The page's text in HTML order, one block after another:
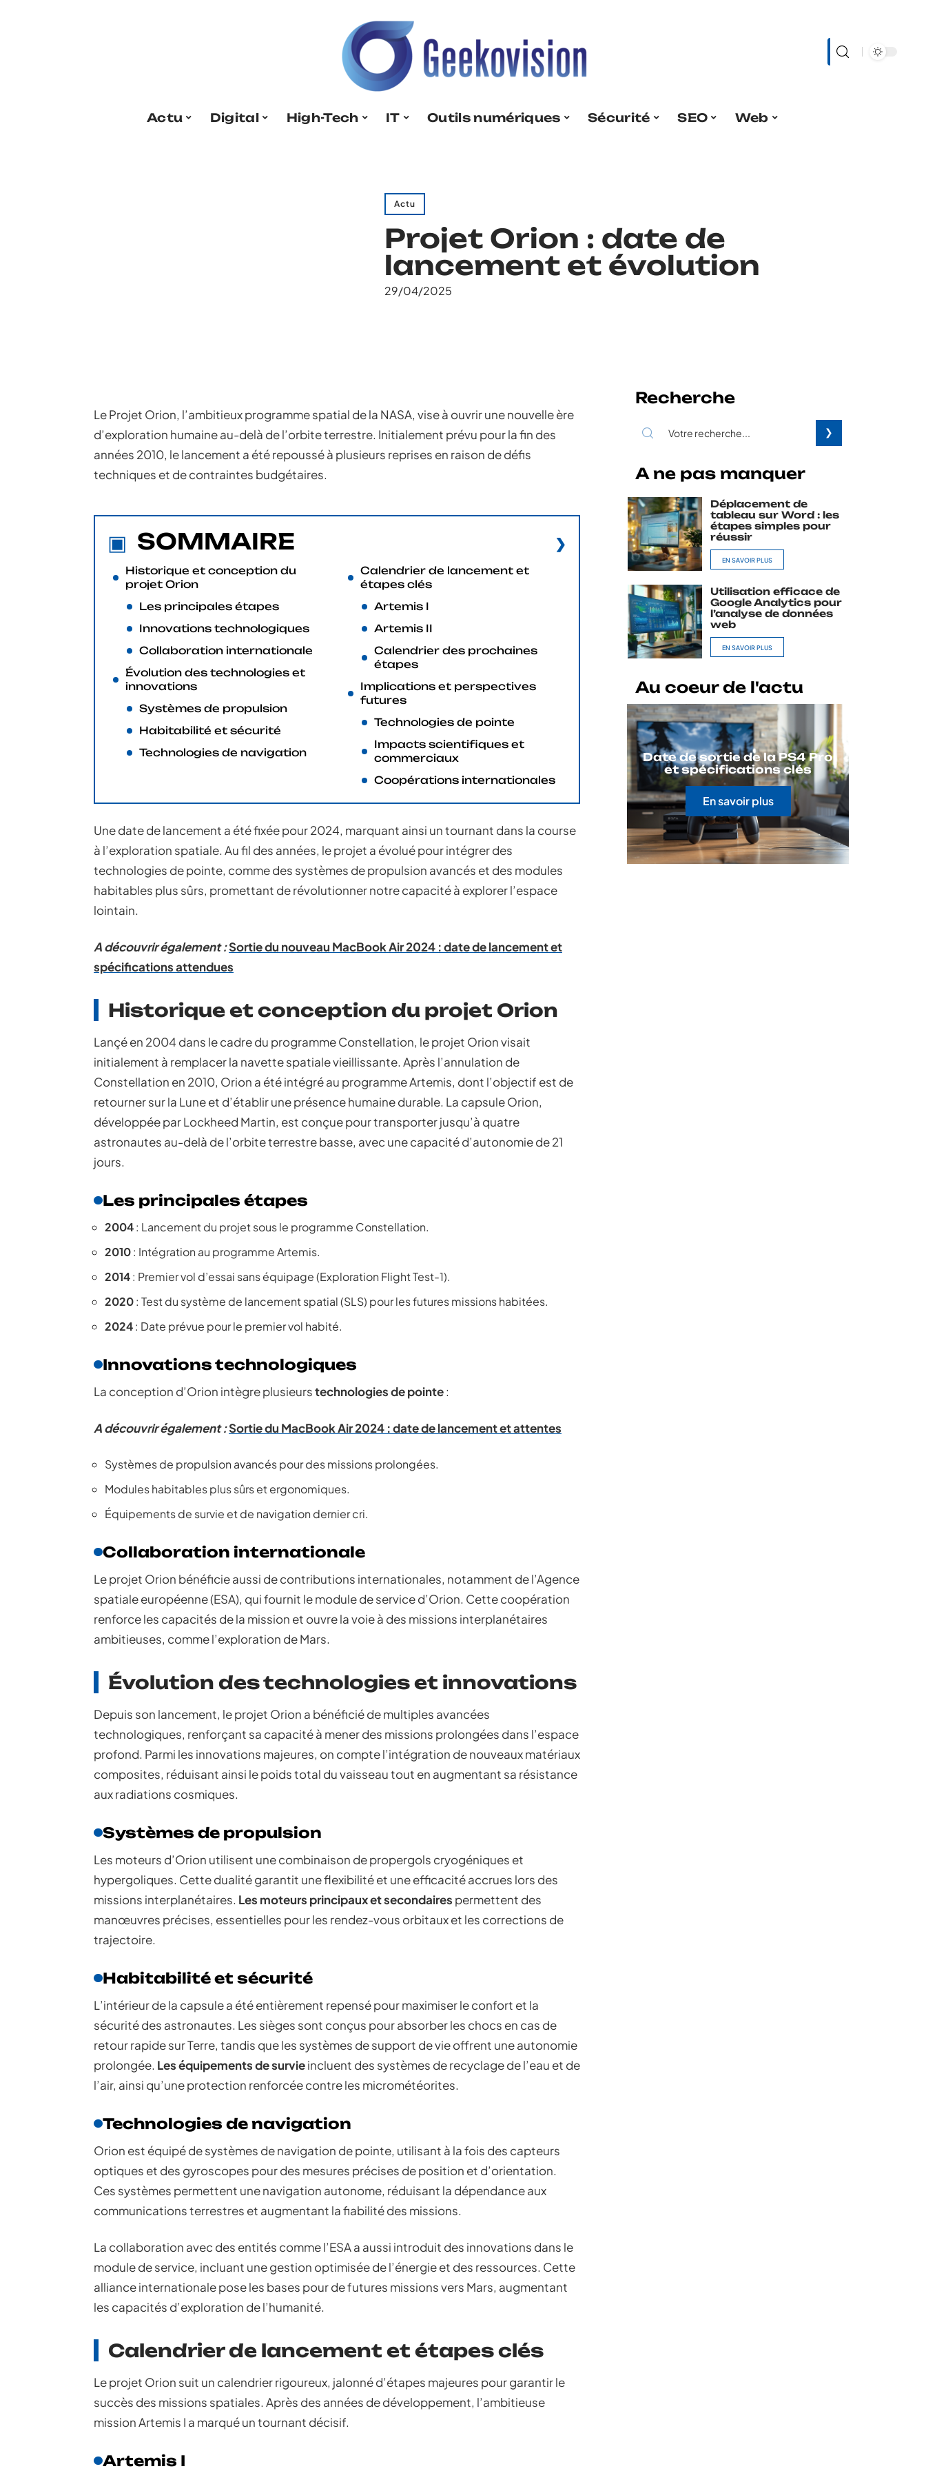
Actu Digital High-Tech IT Outils numériques Sécurité SEO Web
Actu
Projet Orion : date de
lancement et évolution
29/04/2025
Le Projet Orion, l’ambitieux programme spatial de la NASA, vise à ouvrir une nouvelle ère
d’exploration humaine au-delà de l’orbite terrestre. Initialement prévu pour la fin des
années 2010, le lancement a été repoussé à plusieurs reprises en raison de défis
techniques et de contraintes budgétaires.
SOMMAIRE
Historique et conception du
projet Orion
Les principales étapes
Innovations technologiques
Collaboration internationale
Évolution des technologies et
innovations
Systèmes de propulsion
Habitabilité et sécurité
Technologies de navigation
Calendrier de lancement et
étapes clés
Artemis I
Artemis II
Calendrier des prochaines
étapes
Implications et perspectives
futures
Technologies de pointe
Impacts scientifiques et
commerciaux
Coopérations internationales
Une date de lancement a été fixée pour 2024, marquant ainsi un tournant dans la course
à l’exploration spatiale. Au fil des années, le projet a évolué pour intégrer des
technologies de pointe, comme des systèmes de propulsion avancés et des modules
habitables plus sûrs, promettant de révolutionner notre capacité à explorer l’espace
lointain.
A découvrir également :Sortie du nouveau MacBook Air 2024 : date de lancement et
spécifications attendues
Historique et conception du projet Orion
Lançé en 2004 dans le cadre du programme Constellation, le projet Orion visait
initialement à remplacer la navette spatiale vieillissante. Après l’annulation de
Constellation en 2010, Orion a été intégré au programme Artemis, dont l’objectif est de
retourner sur la Lune et d’établir une présence humaine durable. La capsule Orion,
développée par Lockheed Martin, est conçue pour transporter jusqu’à quatre
astronautes au-delà de l’orbite terrestre basse, avec une capacité d’autonomie de 21
jours.
Les principales étapes
2004: Lancement du projet sous le programme Constellation.
2010: Intégration au programme Artemis.
2014: Premier vol d’essai sans équipage (Exploration Flight Test-1).
2020: Test du système de lancement spatial (SLS) pour les futures missions habitées.
2024: Date prévue pour le premier vol habité.
Innovations technologiques
La conception d’Orion intègre plusieurstechnologies de pointe:
A découvrir également :Sortie du MacBook Air 2024 : date de lancement et attentes
Systèmes de propulsion avancés pour des missions prolongées.
Modules habitables plus sûrs et ergonomiques.
Équipements de survie et de navigation dernier cri.
Collaboration internationale
Le projet Orion bénéficie aussi de contributions internationales, notamment de l’Agence
spatiale européenne (ESA), qui fournit le module de service d’Orion. Cette coopération
renforce les capacités de la mission et ouvre la voie à des missions interplanétaires
ambitieuses, comme l’exploration de Mars.
Évolution des technologies et innovations
Depuis son lancement, le projet Orion a bénéficié de multiples avancées
technologiques, renforçant sa capacité à mener des missions prolongées dans l’espace
profond. Parmi les innovations majeures, on compte l’intégration de nouveaux matériaux
composites, réduisant ainsi le poids total du vaisseau tout en augmentant sa résistance
aux radiations cosmiques.
Systèmes de propulsion
Les moteurs d’Orion utilisent une combinaison de propergols cryogéniques et
hypergoliques. Cette dualité garantit une flexibilité et une efficacité accrues lors des
missions interplanétaires. Les moteurs principaux et secondaires permettent des
manœuvres précises, essentielles pour les rendez-vous orbitaux et les corrections de
trajectoire.
Habitabilité et sécurité
L’intérieur de la capsule a été entièrement repensé pour maximiser le confort et la
sécurité des astronautes. Les sièges sont conçus pour absorber les chocs en cas de
retour rapide sur Terre, tandis que les systèmes de support de vie offrent une autonomie
prolongée. Les équipements de survieincluent des systèmes de recyclage de l’eau et de
l’air, ainsi qu’une protection renforcée contre les micrométéorites.
Technologies de navigation
Orion est équipé de systèmes de navigation de pointe, utilisant à la fois des capteurs
optiques et des gyroscopes pour des mesures précises de position et d’orientation.
Ces systèmes permettent une navigation autonome, réduisant la dépendance aux
communications terrestres et augmentant la fiabilité des missions.
La collaboration avec des entités comme l’ESA a aussi introduit des innovations dans le
module de service, incluant une gestion optimisée de l’énergie et des ressources. Cette
alliance internationale pose les bases pour de futures missions vers Mars, augmentant
les capacités d’exploration de l’humanité.
Calendrier de lancement et étapes clés
Le projet Orion suit un calendrier rigoureux, jalonné d’étapes majeures pour garantir le
succès des missions spatiales. Après des années de développement, l’ambitieuse
mission Artemis I a marqué un tournant décisif.
Artemis I
Recherche
A ne pas manquer
Déplacement de
tableau sur Word : les
étapes simples pour
réussir
EN SAVOIR PLUS
Utilisation efficace de
Google Analytics pour
l’analyse de données
web
EN SAVOIR PLUS
Au coeur de l'actu
Date de sortie de la PS4 Pro
et spécifications clés
En savoir plus